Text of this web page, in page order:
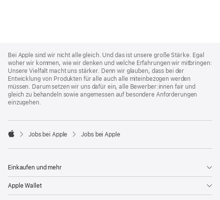
Footer
Bei Apple sind wir nicht alle gleich. Und das ist unsere große Stärke. Egal
woher wir kommen, wie wir denken und welche Erfahrungen wir mitbringen:
Unsere Vielfalt macht uns stärker. Denn wir glauben, dass bei der
Entwicklung von Produkten für alle auch alle miteinbezogen werden
müssen. Darum setzen wir uns dafür ein, alle Bewerber:innen fair und
gleich zu behandeln sowie angemessen auf besondere Anforderungen
einzugehen.

Jobs bei Apple Jobs bei Apple
Einkaufen und mehr
Apple Wallet